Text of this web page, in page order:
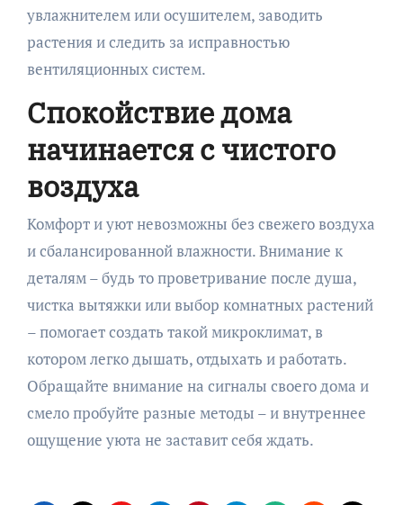
увлажнителем или осушителем, заводить
растения и следить за исправностью
вентиляционных систем.
Спокойствие дома
начинается с чистого
воздуха
Комфорт и уют невозможны без свежего воздуха
и сбалансированной влажности. Внимание к
деталям – будь то проветривание после душа,
чистка вытяжки или выбор комнатных растений
– помогает создать такой микроклимат, в
котором легко дышать, отдыхать и работать.
Обращайте внимание на сигналы своего дома и
смело пробуйте разные методы – и внутреннее
ощущение уюта не заставит себя ждать.